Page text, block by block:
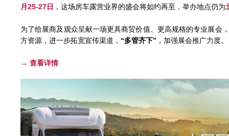
月25-27日 ，这场房车露营业界的盛会将如约再至，举办地点仍为
为了给展商及观众呈献一场更具商贸价值、更高规格的专业展会
方资源，进一步拓宽宣传渠道， “多管齐下” ，加强展会推广力度。
→ 查看详情